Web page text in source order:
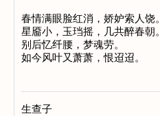
春情满眼脸红消，娇妒索人饶。
星靥小，玉珰摇，几共醉春朝。
别后忆纤腰，梦魂劳。
生查子